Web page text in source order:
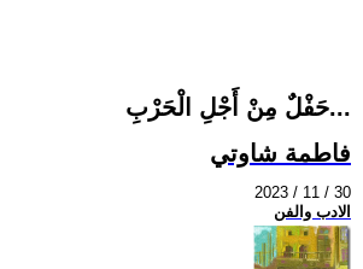
حَفْلٌ مِنْ أَجْلِ الْحَرْبِ...
فاطمة شاوتي
2023 / 11 / 30
الادب والفن